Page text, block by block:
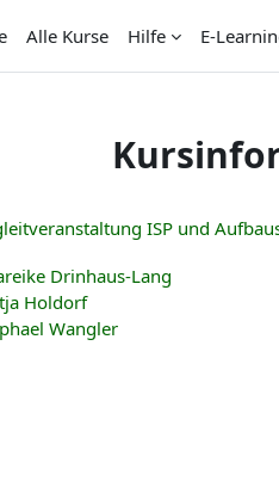
Alle Kurse Hilfe E-
ISP und
Drinhaus-Lang
Holdorf
Wangler